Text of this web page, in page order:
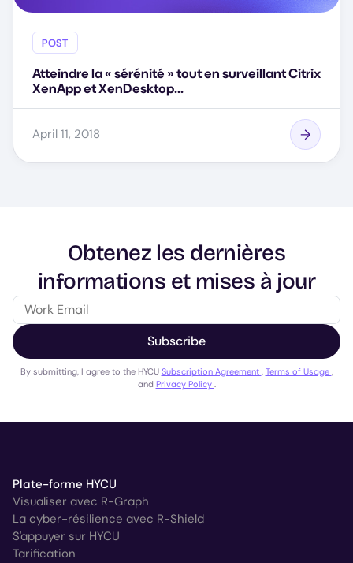
POST
Atteindre la « sérénité » tout en surveillant Citrix
XenApp et XenDesktop...
April 11, 2018
Obtenez les dernières
informations et mises à jour
Subscribe
By submitting, I agree to the HYCU Subscription Agreement , Terms of Usage ,
and Privacy Policy .
Plate-forme HYCU
Visualiser avec R-Graph
La cyber-résilience avec R-Shield
S'appuyer sur HYCU
Tarification